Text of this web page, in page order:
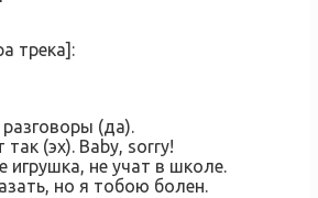
трека]:
(да).
так (эх). Baby, sorry!
игрушка, не учат в школе.
но я тобою болен.